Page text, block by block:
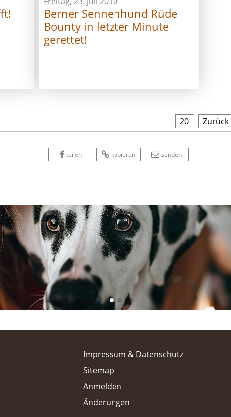
Berner Sennenhund Rüde
Bounty in letzter Minute
gerettet!
20 Zurück
teilen kopieren senden
Impressum & Datenschutz
Sitemap
Anmelden
Änderungen